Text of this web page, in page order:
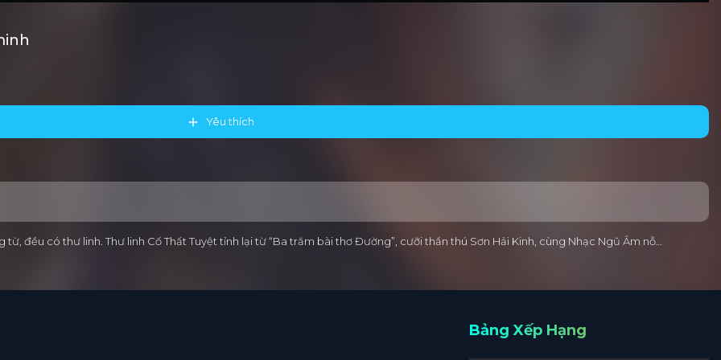
Yêu thích
đều có thư linh. Thư linh Cố Thất Tuyệt tỉnh lại từ “Ba trăm bài thơ Đường”, cưỡi thần thú Sơn Hải Kinh, cùng Nhạc Ngũ Âm nỗ…
Bảng Xếp Hạng